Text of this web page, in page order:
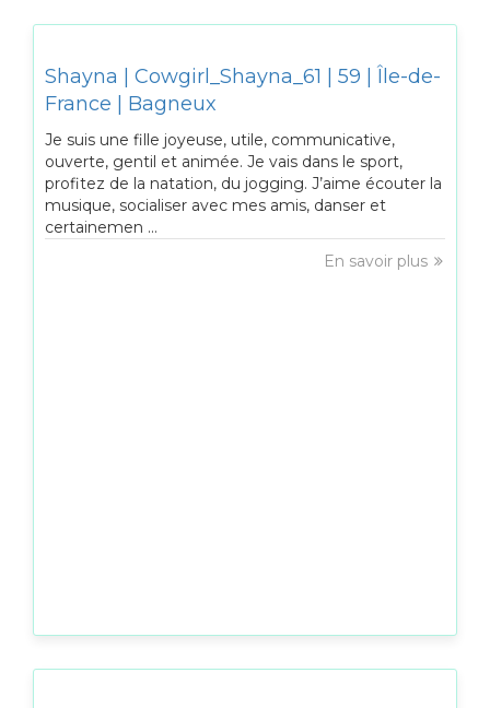
Shayna | Cowgirl_Shayna_61 | 59 | Île-de-
France | Bagneux
Je suis une fille joyeuse, utile, communicative,
ouverte, gentil et animée. Je vais dans le sport,
profitez de la natation, du jogging. J’aime écouter la
musique, socialiser avec mes amis, danser et
certainemen ...
En savoir plus